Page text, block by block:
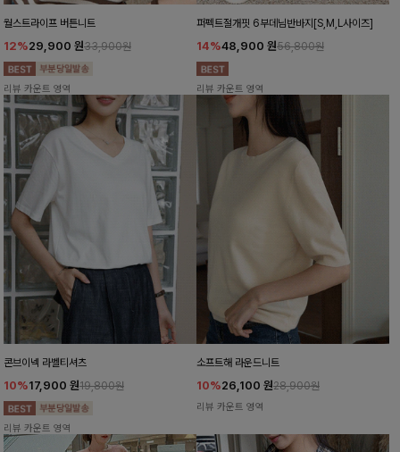
월스트라이프 버튼니트
12%29,900 원33,900원
리뷰 카운트 영역
퍼펙트절개핏 6부데님반바지[S,M,L사이즈]
14%48,900 원56,800원
리뷰 카운트 영역
콘브이넥 라벨티셔츠
10%17,900 원19,800원
리뷰 카운트 영역
소프트해 라운드니트
10%26,100 원28,900원
리뷰 카운트 영역